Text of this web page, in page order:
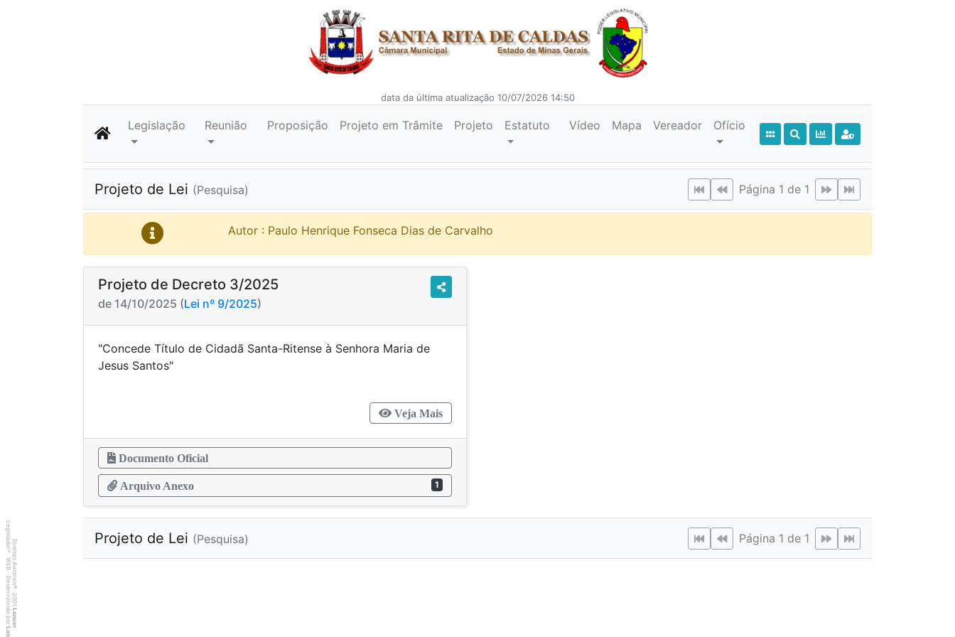
data da última atualização 10/07/2026 14:50
Legislação Reunião Proposição Projeto em Trâmite Projeto Estatuto Vídeo Mapa Vereador Ofício
Projeto de Lei (Pesquisa) Página 1 de 1
Autor : Paulo Henrique Fonseca Dias de Carvalho
Projeto de Decreto 3/2025
de 14/10/2025 (Lei nº 9/2025)
"Concede Título de Cidadã Santa-Ritense à Senhora Maria de
Jesus Santos"
Veja Mais
Documento Oficial
Arquivo Anexo 1
Projeto de Lei (Pesquisa) Página 1 de 1
Direitos Autorais
©
2001
Lancer
Legislador
®
WEB - Desenvolvido por